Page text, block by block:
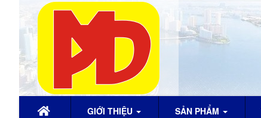
GIỚI THIỆU SẢN PHẨM